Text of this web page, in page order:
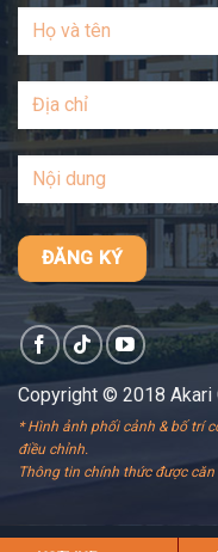
Copyright © 2018 Akari
* Hình ảnh phối cảnh & bố trí
điều chỉnh.
Thông tin chính thức được